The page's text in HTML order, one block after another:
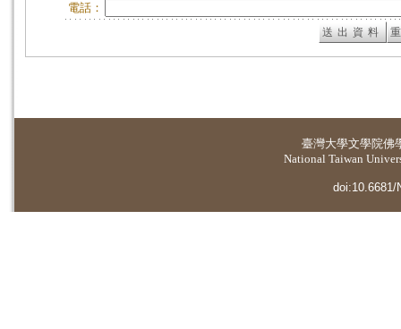
電話：
臺灣大學文學院佛
National Taiwan
doi:10.6681/